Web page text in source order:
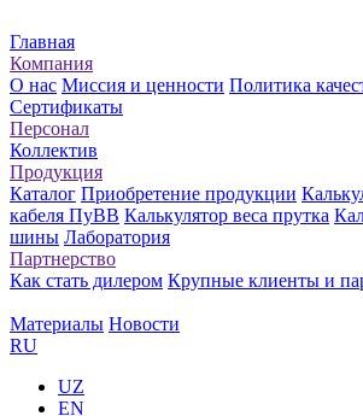
Главная
Компания
О нас Миссия и ценности Политика
Сертификаты
Персонал
Коллектив
Продукция
Каталог Приобретение продукции
кабеля ПуВВ Калькулятор веса прутка
шины Лаборатория
Партнерство
Как стать дилером Крупные клиенты и
Материалы Новости
RU
UZ
EN